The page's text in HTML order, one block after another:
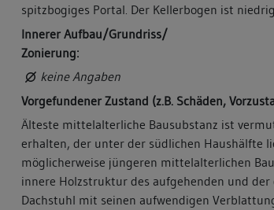
spitzbogiges Portal. Der Kellerbogen ist
Innerer Aufbau/Grundriss/
Zonierung:
keine Angaben
Vorgefundener Zustand (z.B. Schäden,
Älteste mittelalterliche Bausubstanz ist
erhalten, der unter der südlichen Haushälfte
möglicherweise jüngeren mittelalterlichen
innere Holzstruktur des aufgehenden und
Dachstuhl mit seinen aufwendigen